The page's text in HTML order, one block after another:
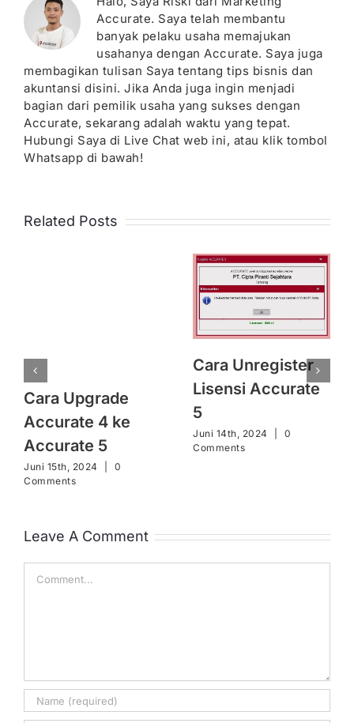
Accurate. Saya telah membantu
banyak pelaku usaha memajukan
usahanya dengan Accurate. Saya juga
membagikan tulisan Saya tentang tips bisnis dan
akuntansi disini. Jika Anda juga ingin menjadi
bagian dari pemilik usaha yang sukses dengan
Accurate, sekarang adalah waktu yang tepat.
Hubungi Saya di Live Chat web ini, atau klik tombol
Whatsapp di bawah!
Related Posts
Cara Upgrade
Accurate 4 ke
Accurate 5
Juni 15th, 2024
0
Comments
Cara Unregister
Lisensi Accurate
5
Juni 14th, 2024
0
Comments
Leave A Comment